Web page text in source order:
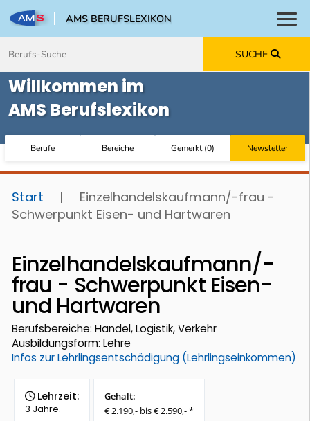
AMS BERUFSLEXIKON
SUCHE
Willkommen im
AMS Berufslexikon
Berufe Bereiche Gemerkt(0) Newsletter
Start |
Einzelhandelskaufmann/-frau -
Schwerpunkt Eisen- und Hartwaren
Einzelhandelskaufmann/-
frau - Schwerpunkt Eisen-
und Hartwaren
Berufsbereiche: Handel, Logistik, Verkehr
Ausbildungsform: Lehre
Infos zur Lehrlingsentschädigung (Lehrlingseinkommen)
Lehrzeit:
3 Jahre.
Gehalt:
€ 2.190,- bis € 2.590,- *